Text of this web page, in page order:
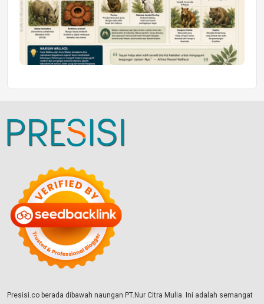
Presisi.co berada dibawah naungan PT.Nur Citra Mulia. Ini adalah semangat